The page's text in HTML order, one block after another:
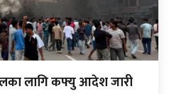
लागि कफ्यु आदेश जारी